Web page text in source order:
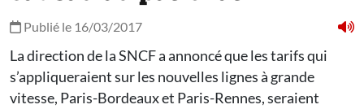
Publié le 16/03/2017
La direction de la SNCF a annoncé que les tarifs qui
s’appliqueraient sur les nouvelles lignes à grande
vitesse, Paris-Bordeaux et Paris-Rennes, seraient